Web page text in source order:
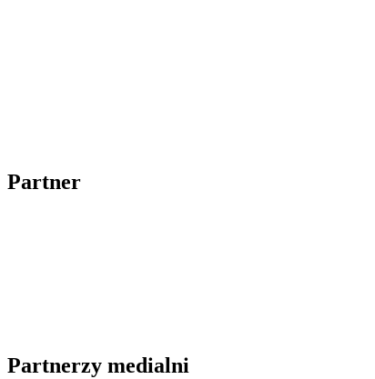
Partner
Partnerzy medialni